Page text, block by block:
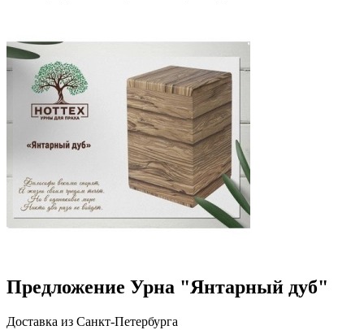
Предложение Урна "Янтарный дуб"
Доставка из Санкт-Петербурга